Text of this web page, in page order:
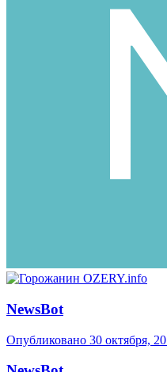
NewsBot
Опубликовано 30 октября,